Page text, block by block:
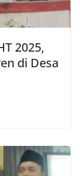
2025,
di Desa